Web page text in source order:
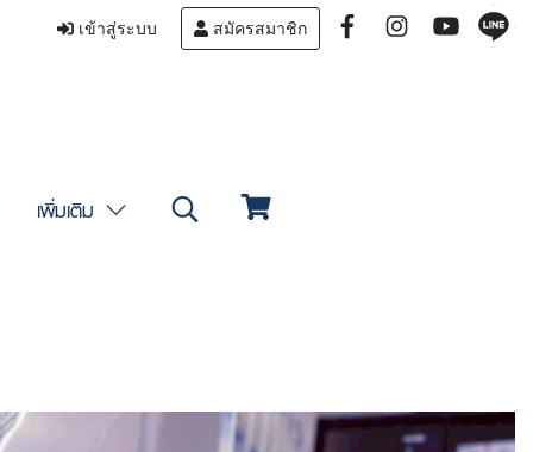
เข้าสู่ระบบ สมัครสมาชิก
เพิ่มเติม